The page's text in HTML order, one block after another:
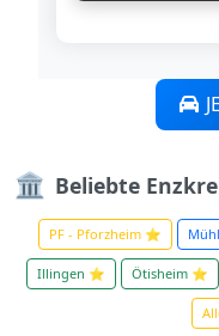
🏛️ Beliebte
PF - Pforzheim ⭐
Illingen ⭐ Ötisheim ⭐